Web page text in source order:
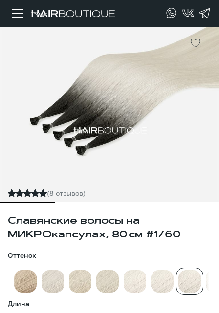
(8 отзывов)
Славянские волосы на
МИКРОкапсулах, 80 см #1/60
Оттенок
Длина